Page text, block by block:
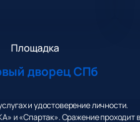
Площадка
дворец СПб
и удостоверение личности.
и «Спартак». Сражение проходит